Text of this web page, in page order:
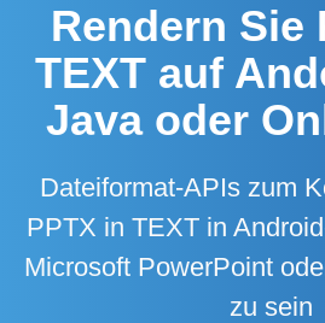
Rendern Sie
TEXT auf
Java oder
Dateiformat-APIs zum
PPTX in TEXT in
Microsoft PowerPoint
zu sein